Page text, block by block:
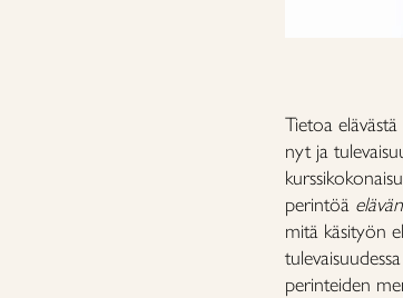
Tietoa
nyt ja
perintöä
mitä käsityön
perinteiden